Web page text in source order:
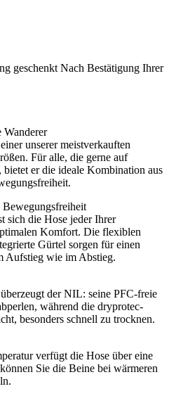
geschenkt Nach Bestätigung Ihrer
Wanderer
unserer meistverkauften
Für alle, die gerne auf
er die ideale Kombination aus
Bewegungsfreiheit
sich die Hose jeder Ihrer
Komfort. Die flexiblen
Gürtel sorgen für einen
Aufstieg wie im Abstieg.
der NIL: seine PFC-freie
während die dryprotec-
besonders schnell zu trocknen.
verfügt die Hose über eine
Sie die Beine bei wärmeren